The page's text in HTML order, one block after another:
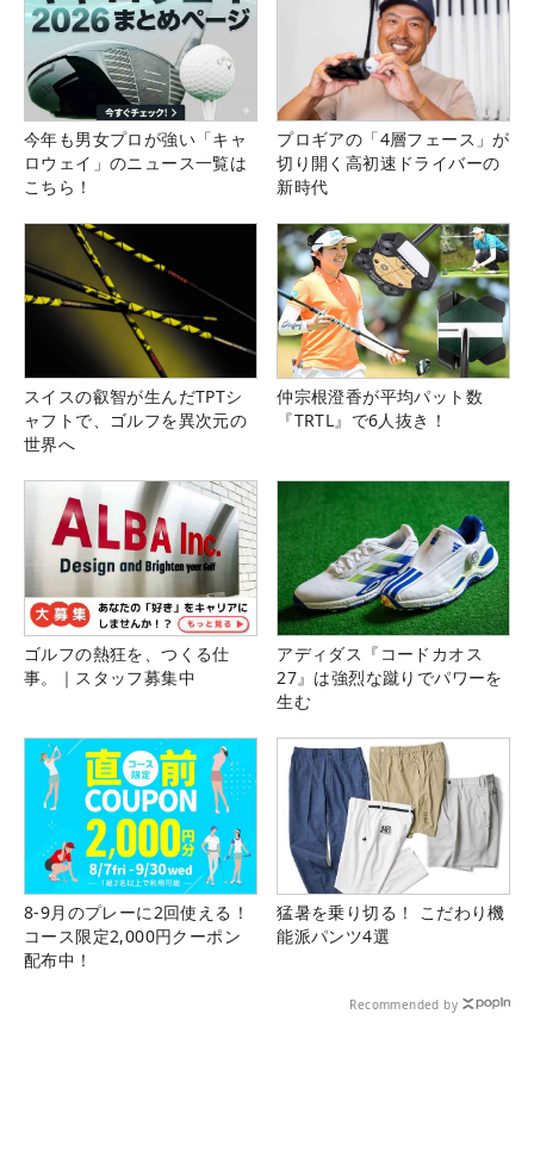
今年も男女プロが強い「キャ
ロウェイ」のニュース一覧は
こちら！
プロギアの「4層フェース」が
切り開く高初速ドライバーの
新時代
スイスの叡智が生んだTPTシ
ャフトで、ゴルフを異次元の
世界へ
仲宗根澄香が平均パット数
『TRTL』で6人抜き！
ゴルフの熱狂を、つくる仕
事。｜スタッフ募集中
アディダス『コードカオス
27』は強烈な蹴りでパワーを
生む
8-9月のプレーに2回使える！
コース限定2,000円クーポン
配布中！
猛暑を乗り切る！ こだわり機
能派パンツ4選
Recommended by